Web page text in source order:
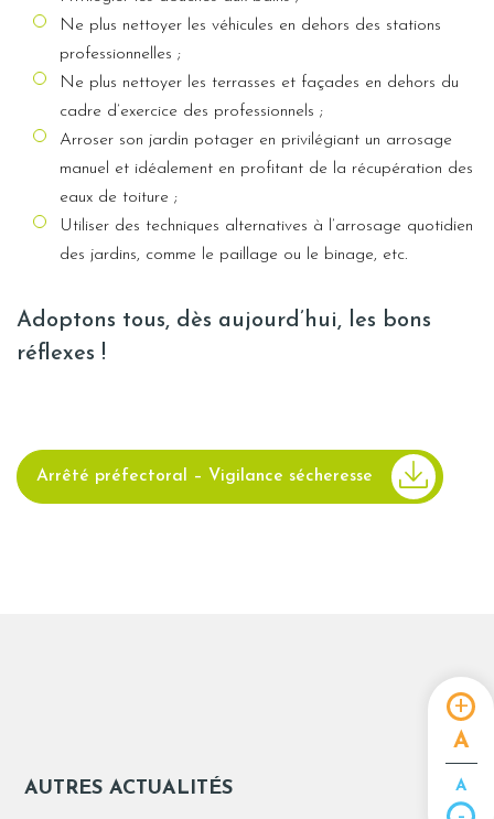
A
A
Ne plus nettoyer les véhicules en dehors des stations
professionnelles ;
Ne plus nettoyer les terrasses et façades en dehors du
cadre d’exercice des professionnels ;
Arroser son jardin potager en privilégiant un arrosage
manuel et idéalement en profitant de la récupération des
eaux de toiture ;
Utiliser des techniques alternatives à l’arrosage quotidien
des jardins, comme le paillage ou le binage, etc.
Adoptons tous, dès aujourd’hui, les bons
réflexes !
Arrêté préfectoral – Vigilance sécheresse
AUTRES ACTUALITÉS